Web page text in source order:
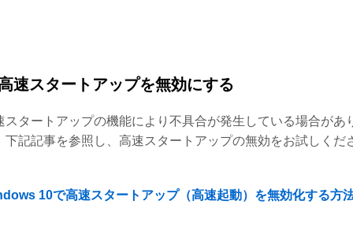
速スタートアップを無効にする
スタートアップの機能により不具合が発生している場合があ
下記記事を参照し、高速スタートアップの無効をお試しくだ
10で高速スタートアップ（高速起動）を無効化する方